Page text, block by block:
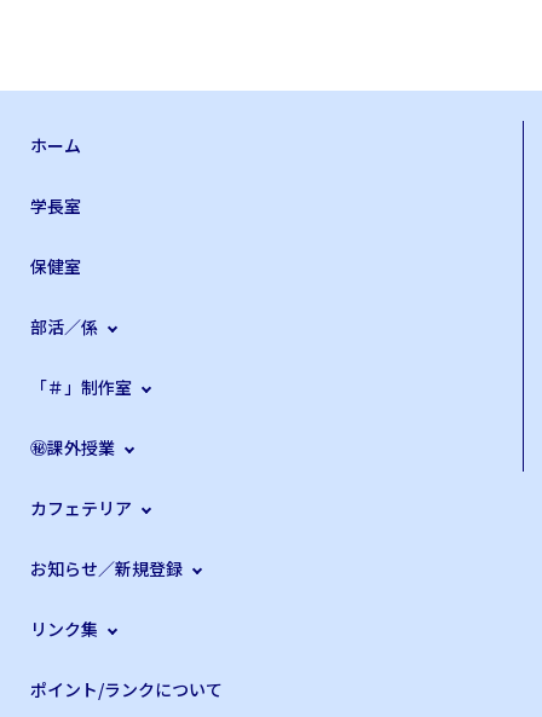
ホーム
学長室
保健室
部活／係
「＃」制作室
㊙課外授業
カフェテリア
お知らせ／新規登録
リンク集
ポイント/ランクについて